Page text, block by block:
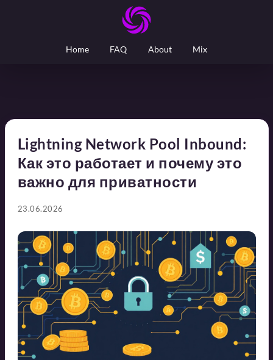
Home FAQ About Mix
Lightning Network Pool Inbound:
Как это работает и почему это
важно для приватности
23.06.2026